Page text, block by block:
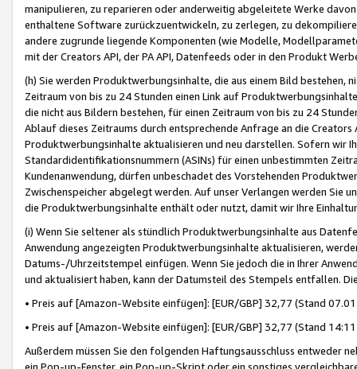
manipulieren, zu reparieren oder anderweitig abgeleitete Werke
enthaltene Software zurückzuentwickeln, zu zerlegen, zu
andere zugrunde liegende Komponenten (wie Modelle,
mit der Creators API, der PA API, Datenfeeds oder in den Produkt
(h) Sie werden Produktwerbungsinhalte, die aus einem Bild bestehen,
Zeitraum von bis zu 24 Stunden einen Link auf
die nicht aus Bildern bestehen, für einen Zeitraum von bis zu 24
Ablauf dieses Zeitraums durch entsprechende Anfrage an die
Produktwerbungsinhalte aktualisieren und neu darstellen. Sofern wir
Standardidentifikationsnummern (ASINs) für einen unbestimmten
Kundenanwendung, dürfen unbeschadet des Vorstehenden
Zwischenspeicher abgelegt werden. Auf unser Verlangen werden Sie
die Produktwerbungsinhalte enthält oder nutzt, damit wir Ihre
(i) Wenn Sie seltener als stündlich Produktwerbungsinhalte aus
Anwendung angezeigten Produktwerbungsinhalte aktualisieren,
Datums-/Uhrzeitstempel einfügen. Wenn Sie jedoch die in Ihrer
und aktualisiert haben, kann der Datumsteil des Stempels entfallen.
• Preis auf [Amazon-Website einfügen]: [EUR/GBP] 32,77 (Stand
• Preis auf [Amazon-Website einfügen]: [EUR/GBP] 32,77 (Stand
Außerdem müssen Sie den folgenden Haftungsausschluss entweder
ein Pop-up-Fenster, ein Pop-up-Skript oder ein sonstiges